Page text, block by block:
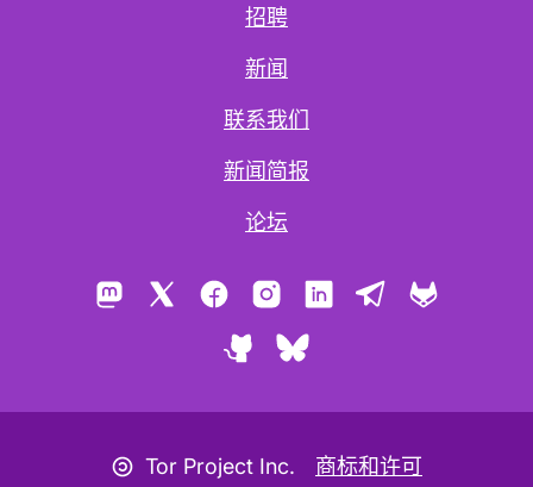
招聘
新闻
联系我们
新闻简报
论坛
Mastodon FacebookInstagramLinkedInTelegram
GitHubBluesky
版权图标
Tor Project Inc. 商标和许可